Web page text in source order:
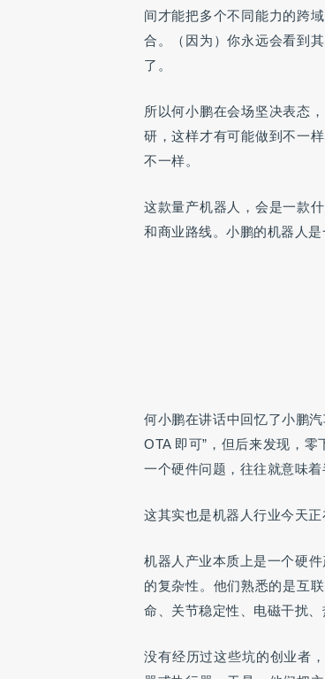
间才能把多个不同能力的跨
合。（因为）你永远会看到
了。
所以何小鹏在会场坚决表态
研，这样才有可能做到不一
不一样。
这款量产机器人，会是一款
和商业路线。小鹏的机器人
何小鹏在讲话中回忆了小鹏
OTA 即可”，但后来发现，
一个硬件问题，往往就意味着
这其实也是机器人行业今天正
机器人产业本质上是一个硬
的复杂性。他们熟悉的是互
命、关节稳定性、电磁干扰
没有经历过这些坑的创业者